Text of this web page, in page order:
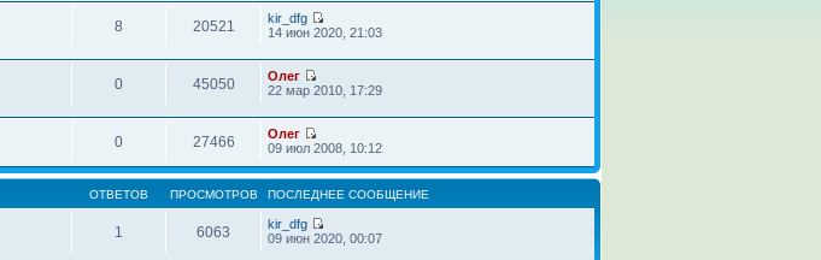
8 20521
kir_dfg
14 июн 2020, 21:03
0 45050
Олег
22 мар 2010, 17:29
0 27466
Олег
09 июл 2008, 10:12
ОТВЕТОВ ПРОСМОТРОВ ПОСЛЕДНЕЕ СООБЩЕНИЕ
1 6063
kir_dfg
09 июн 2020, 00:07